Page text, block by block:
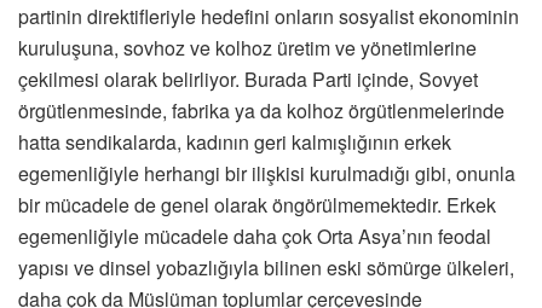
partinin direktifleriyle hedefini onların sosyalist ekonominin
kuruluşuna, sovhoz ve kolhoz üretim ve yönetimlerine
çekilmesi olarak belirliyor. Burada Parti içinde, Sovyet
örgütlenmesinde, fabrika ya da kolhoz örgütlenmelerinde
hatta sendikalarda, kadının geri kalmışlığının erkek
egemenliğiyle herhangi bir ilişkisi kurulmadığı gibi, onunla
bir mücadele de genel olarak öngörülmemektedir. Erkek
egemenliğiyle mücadele daha çok Orta Asya’nın feodal
yapısı ve dinsel yobazlığıyla bilinen eski sömürge ülkeleri,
daha çok da Müslüman toplumlar çerçevesinde